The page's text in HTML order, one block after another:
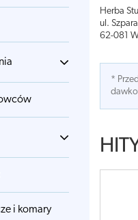
i komary
Herba
ul.
62-081
*